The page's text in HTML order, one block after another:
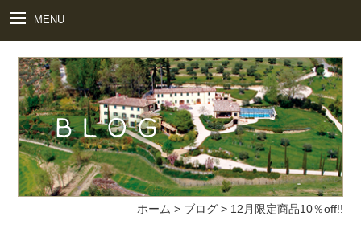
MENU
ホーム > ブログ> 12月限定商品10％off!!